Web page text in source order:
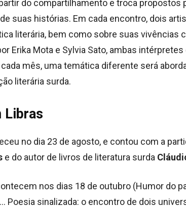
do compartilhamento e troca propostos
suas histórias. Em cada encontro, dois
literária, bem como sobre suas vivências
Erika Mota e Sylvia Sato, ambas
mês, uma temática diferente será
literária surda.
Libras
no dia 23 de agosto, e contou com a
e do autor de livros de literatura surda
nos dias 18 de outubro (Humor do
Poesia sinalizada: o encontro de dois